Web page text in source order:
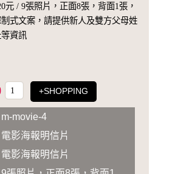
元 / 9張照片，正面8張，背面1張，
式文案，請提供新人及雙方父母姓
資訊
+SHOPPING
m-movie-4
電影海報明信片
電影海報明信片